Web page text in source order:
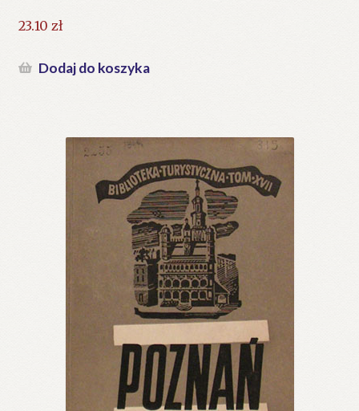
23.10 zł
Dodaj do koszyka